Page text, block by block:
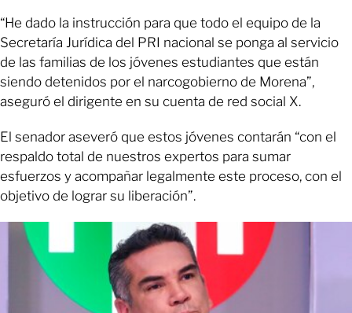
“He dado la instrucción para que todo el equipo de la
Secretaría Jurídica del PRI nacional se ponga al servicio
de las familias de los jóvenes estudiantes que están
siendo detenidos por el narcogobierno de Morena”,
aseguró el dirigente en su cuenta de red social X.
El senador aseveró que estos jóvenes contarán “con el
respaldo total de nuestros expertos para sumar
esfuerzos y acompañar legalmente este proceso, con el
objetivo de lograr su liberación”.